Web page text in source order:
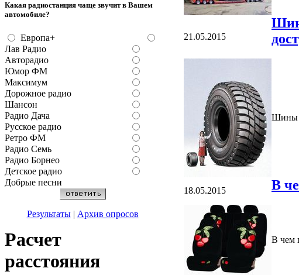
Какая радиостанция чаще звучит в Вашем
автомобиле?
Европа+
Лав Радио
Авторадио
Юмор ФМ
Максимум
Дорожное радио
Шансон
Радио Дача
Русское радио
Ретро ФМ
Радио Семь
Радио Борнео
Детское радио
Добрые песни
Результаты| Архив опросов
Расчет
расстояния
21.05.2015
Шины
18.05.2015 В
В чем